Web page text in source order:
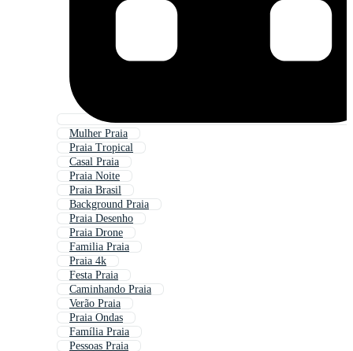
Mulher Praia
Praia Tropical
Casal Praia
Praia Noite
Praia Brasil
Background Praia
Praia Desenho
Praia Drone
Familia Praia
Praia 4k
Festa Praia
Caminhando Praia
Verão Praia
Praia Ondas
Família Praia
Pessoas Praia